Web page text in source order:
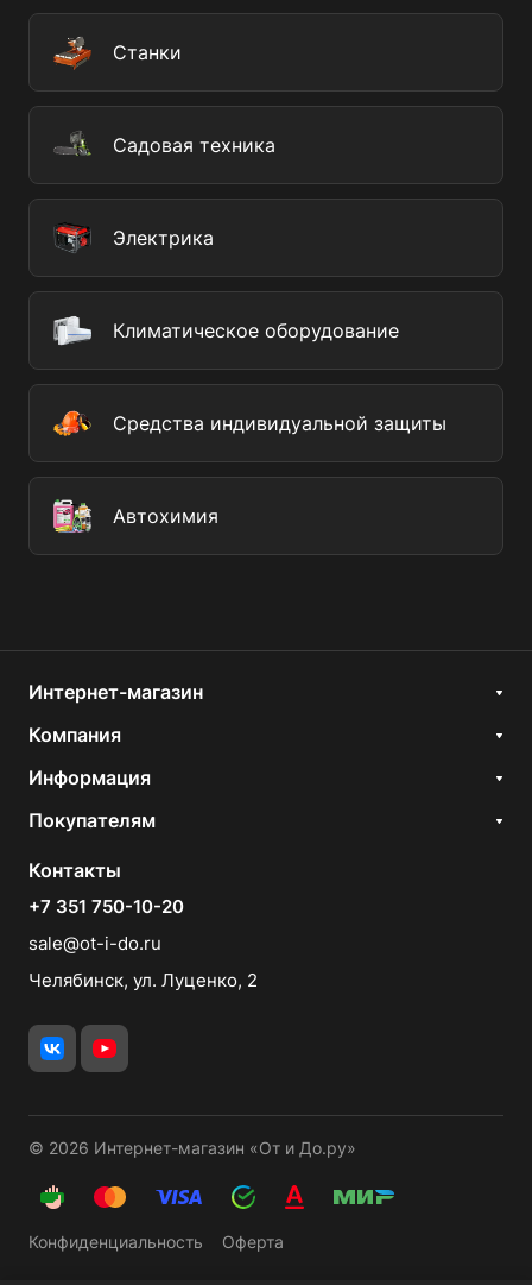
Станки
Садовая техника
Электрика
Климатическое оборудование
Средства индивидуальной защиты
Автохимия
Интернет-магазин
Компания
Информация
Покупателям
Контакты
+7 351 750-10-20
sale@ot-i-do.ru
Челябинск, ул. Луценко, 2
© 2026 Интернет-магазин «От и До.ру»
Конфиденциальность Оферта